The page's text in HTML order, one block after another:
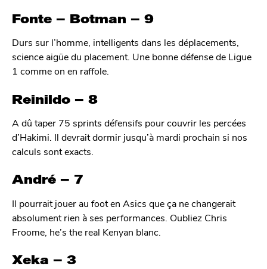
Fonte – Botman – 9
Durs sur l’homme, intelligents dans les déplacements,
science aigüe du placement. Une bonne défense de Ligue
1 comme on en raffole.
Reinildo – 8
A dû taper 75 sprints défensifs pour couvrir les percées
d’Hakimi. Il devrait dormir jusqu’à mardi prochain si nos
calculs sont exacts.
André – 7
Il pourrait jouer au foot en Asics que ça ne changerait
absolument rien à ses performances. Oubliez Chris
Froome, he’s the real Kenyan blanc.
Xeka – 3